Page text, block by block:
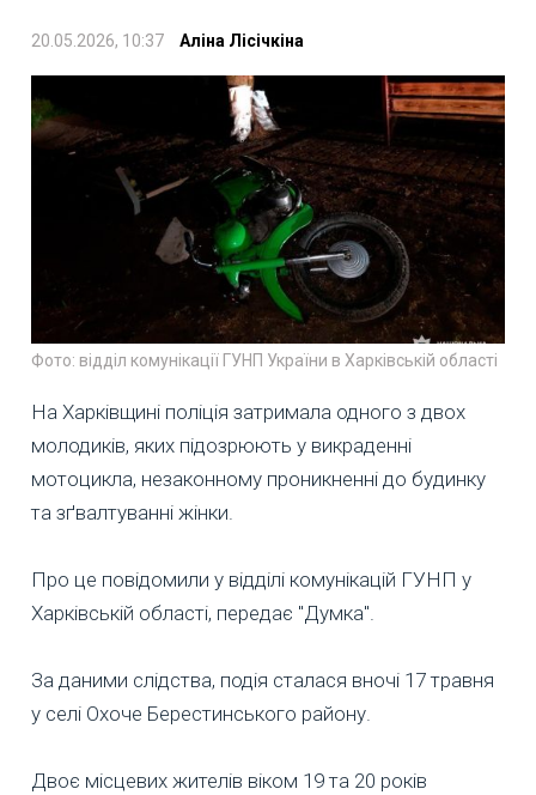
20.05.2026, 10:37 Аліна Лісічкіна
Фото: відділ комунікації ГУНП України в Харківській області
На Харківщині поліція затримала одного з двох
молодиків, яких підозрюють у викраденні
мотоцикла, незаконному проникненні до будинку
та зґвалтуванні жінки.
Про це повідомили у відділі комунікацій ГУНП у
Харківській області, передає "Думка".
За даними слідства, подія сталася вночі 17 травня
у селі Охоче Берестинського району.
Двоє місцевих жителів віком 19 та 20 років